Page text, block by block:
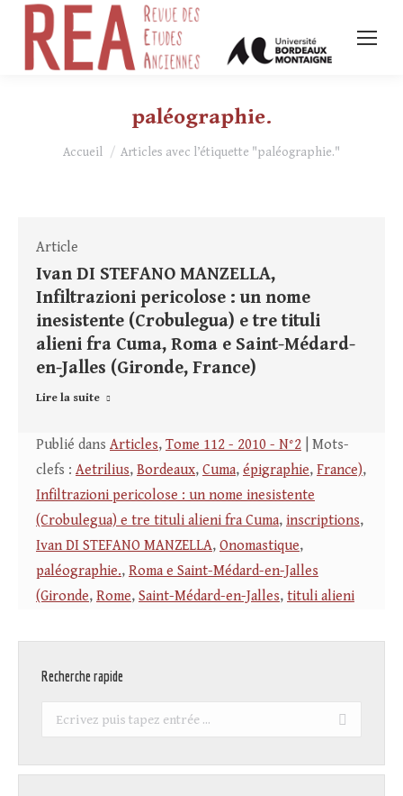
paléographie.
Vous êtes ici :
Accueil Articles avec l’étiquette "paléographie."
Article
Ivan DI STEFANO MANZELLA,
Infiltrazioni pericolose : un nome
inesistente (Crobulegua) e tre tituli
alieni fra Cuma, Roma e Saint-Médard-
en-Jalles (Gironde, France)
Lire la suite
Publié dans Articles, Tome 112 - 2010 - N°2 | Mots-
clefs : Aetrilius, Bordeaux, Cuma, épigraphie, France),
Infiltrazioni pericolose : un nome inesistente
(Crobulegua) e tre tituli alieni fra Cuma, inscriptions,
Ivan DI STEFANO MANZELLA, Onomastique,
paléographie., Roma e Saint-Médard-en-Jalles
(Gironde, Rome, Saint-Médard-en-Jalles, tituli alieni
Recherche rapide
Recherche